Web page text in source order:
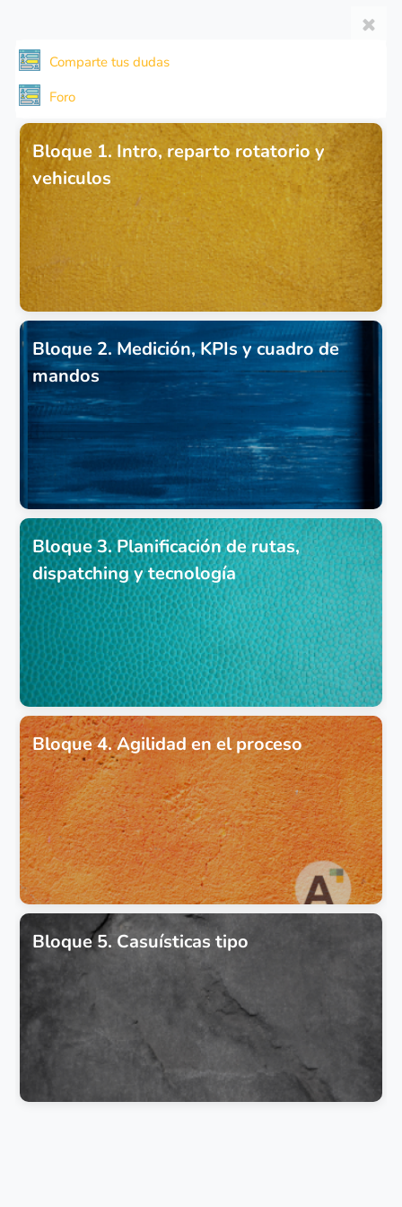
Comparte tus dudas
Foro
Bloque 1. Intro, reparto rotatorio y
vehiculos
Bloque 2. Medición, KPIs y cuadro de
mandos
Bloque 3. Planificación de rutas,
dispatching y tecnología
Bloque 4. Agilidad en el proceso
Bloque 5. Casuísticas tipo